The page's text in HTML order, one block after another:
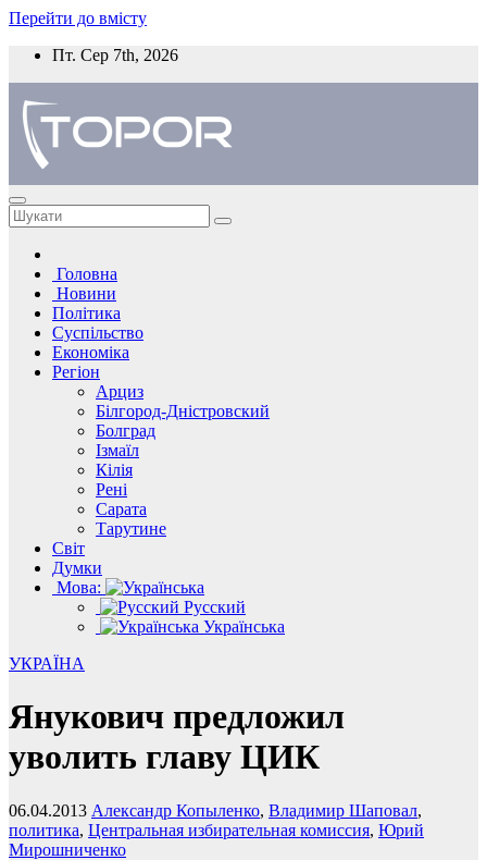
Перейти до вмісту
Пт. Сер 7th, 2026
Головна
Новини
Політика
Суспільство
Економіка
Регіон
Арциз
Білгород-Дністровский
Болград
Ізмаїл
Кілія
Рені
Сарата
Тарутине
Світ
Думки
Мова:
Русский
Українська
УКРАЇНА
Янукович предложил
уволить главу ЦИК
06.04.2013 Александр Копыленко, Владимир Шаповал,
политика, Центральная избирательная комиссия, Юрий
Мирошниченко